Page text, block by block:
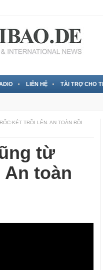
LIÊN HỆ TÀI TRỢ CHO
KÉT TRỒI LÊN. AN TOÀN RỒI
từ
toàn